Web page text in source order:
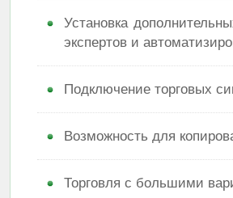
Установка
экспертов и
Подключение торговых
Возможность для
Торговля с большими